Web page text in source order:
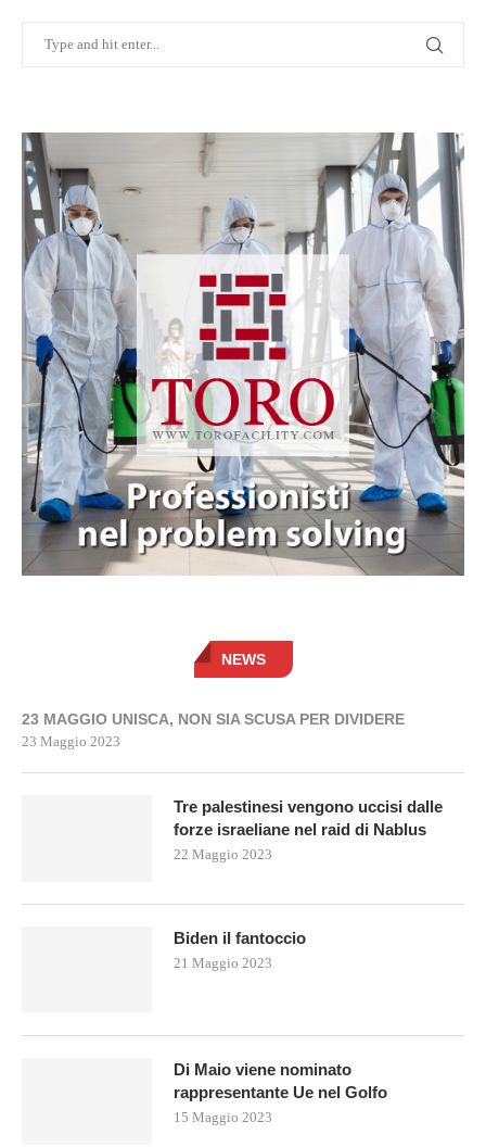
NEWS
23 MAGGIO UNISCA, NON SIA SCUSA PER DIVIDERE
23 Maggio 2023
Tre palestinesi vengono uccisi dalle
forze israeliane nel raid di Nablus
22 Maggio 2023
Biden il fantoccio
21 Maggio 2023
Di Maio viene nominato
rappresentante Ue nel Golfo
15 Maggio 2023